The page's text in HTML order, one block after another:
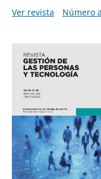
Ver revista
Número